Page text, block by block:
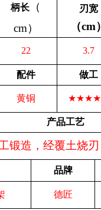
柄长
（
cm）
刃宽
（cm
22 3.7
配件 做工
黄铜
产品工艺
锻造，经覆土烧
品牌
德匠